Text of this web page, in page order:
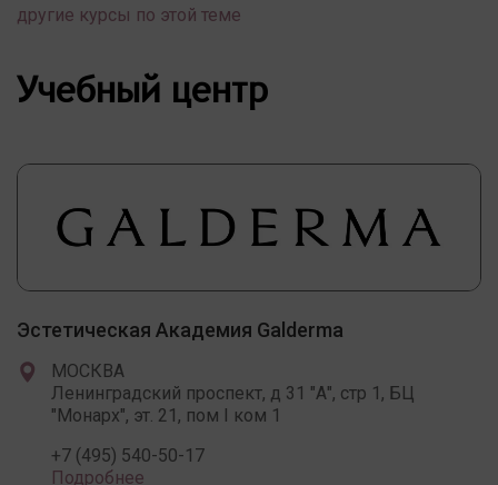
другие курсы по этой теме
Учебный центр
Эстетическая Академия Galderma
МОСКВА
Ленинградский проспект, д 31 "А", стр 1, БЦ
"Монарх", эт. 21, пом I ком 1
+7 (495) 540-50-17
Подробнее